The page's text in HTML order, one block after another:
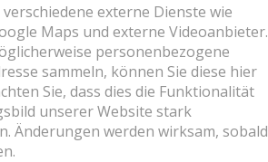
externe Dienste wie
Maps und externe Videoanbieter.
personenbezogene
sammeln, können Sie diese hier
Sie, dass dies die Funktionalität
unserer Website stark
Änderungen werden wirksam, sobald